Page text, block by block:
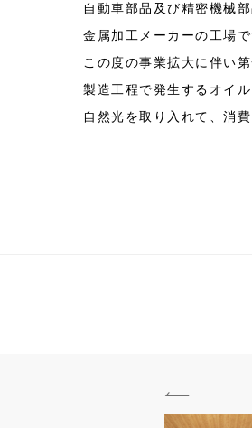
自動車部品及び精密機械
金属加工メーカーの工場
この度の事業拡大に伴い
製造工程で発生するオイ
自然光を取り入れて、消